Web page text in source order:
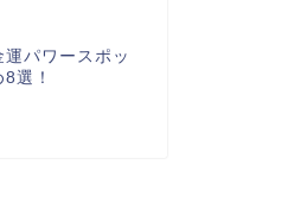
パワースポッ
選！